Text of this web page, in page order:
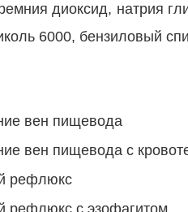
диоксид, натрия
6000, бензиловый
вен пищевода
вен пищевода с
рефлюкс
рефлюкс с эзофагитом